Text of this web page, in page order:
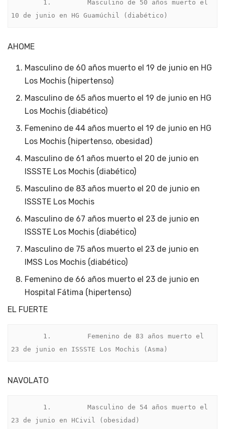
10 de junio en HG Guamúchil (diabético)
AHOME
Masculino de 60 años muerto el 19 de junio en HG
Los Mochis (hipertenso)
Masculino de 65 años muerto el 19 de junio en HG
Los Mochis (diabético)
Femenino de 44 años muerto el 19 de junio en HG
Los Mochis (hipertenso, obesidad)
Masculino de 61 años muerto el 20 de junio en
ISSSTE Los Mochis (diabético)
Masculino de 83 años muerto el 20 de junio en
ISSSTE Los Mochis
Masculino de 67 años muerto el 23 de junio en
ISSSTE Los Mochis (diabético)
Masculino de 75 años muerto el 23 de junio en
IMSS Los Mochis (diabético)
Femenino de 66 años muerto el 23 de junio en
Hospital Fátima (hipertenso)
EL FUERTE
23 de junio en ISSSTE Los Mochis (Asma)
NAVOLATO
23 de junio en HCivil (obesidad)